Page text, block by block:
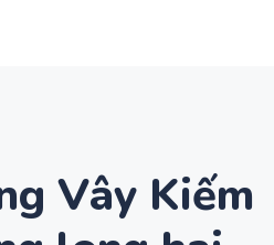
Vây Kiếm